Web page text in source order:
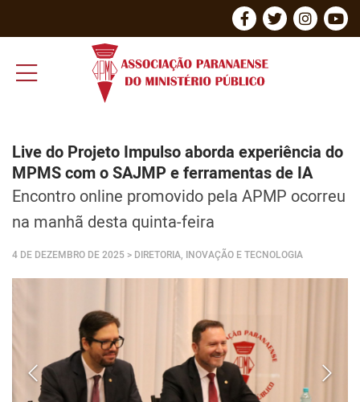
Live do Projeto Impulso aborda experiência do
MPMS com o SAJMP e ferramentas de IA
Encontro online promovido pela APMP ocorreu
na manhã desta quinta-feira
4 DE DEZEMBRO DE 2025 > DIRETORIA, INOVAÇÃO E TECNOLOGIA